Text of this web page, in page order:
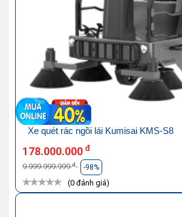
Xe quét rác ngồi lái Kumisai KMS-S8
178.000.000 đ
9.999.999.999đ -98%
(0 đánh giá)